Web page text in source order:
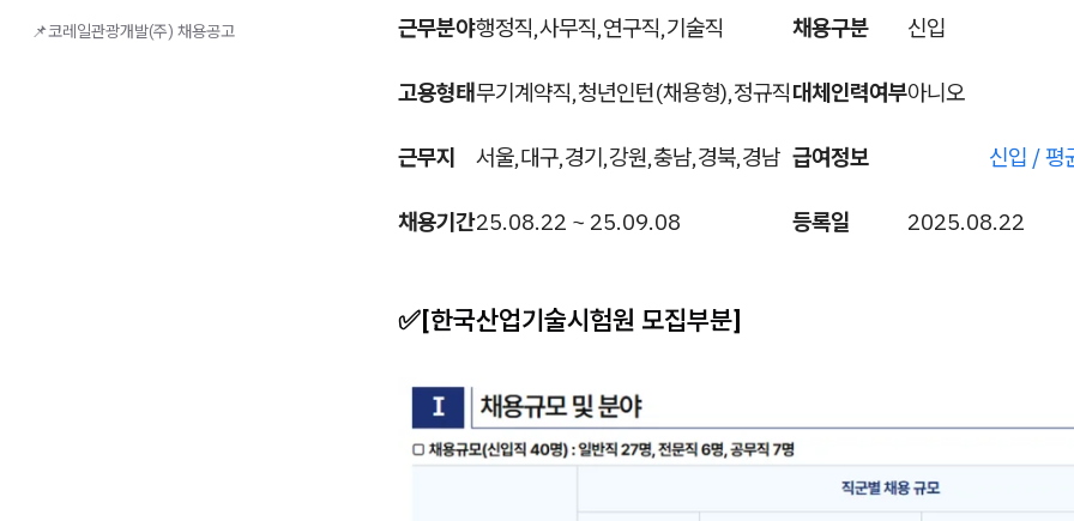
근무분야행정직,사무직,연구직,기술직 채용구분 신입
고용형태무기계약직,청년인턴(채용형),정규직대체인력여부아니오
근무지 서울,대구,경기,강원,충남,경북,경남 급여정보 신입 / 평
채용기간25.08.22 ~ 25.09.08 등록일 2025.08.22
✅[한국산업기술시험원 모집부분]
📌코레일관광개발(주) 채용공고